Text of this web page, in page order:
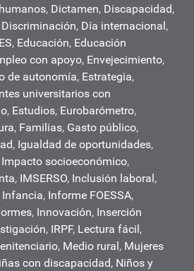
, Dictamen, Discapacidad,
Discriminación, Día internacional ,
, Educación, Educación
con apoyo, Envejecimiento,
de autonomía, Estrategia,
universitarios con
, Estudios, Eurobarómetro,
, Familias, Gasto público,
, Igualdad de oportunidades,
Impacto socioeconómico,
, IMSERSO, Inclusión laboral ,
Infancia, Informe FOESSA,
, Innovación, Inserción
, IRPF, Lectura fácil ,
, Medio rural , Mujeres
con discapacidad, Niños y